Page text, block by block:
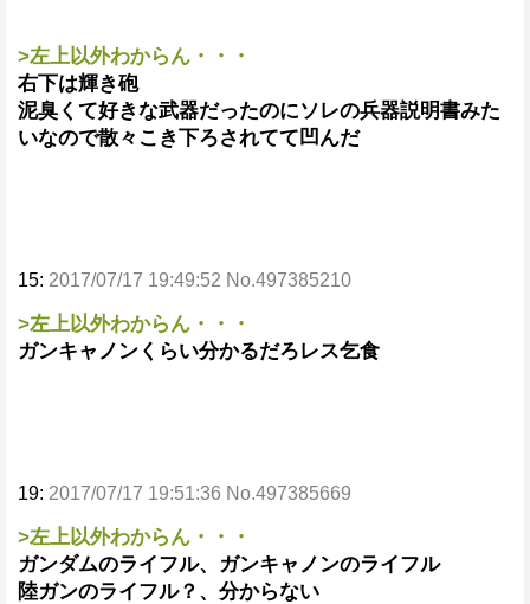
>左上以外わからん・・・
右下は輝き砲
泥臭くて好きな武器だったのにソレの兵器説明書みた
いなので散々こき下ろされてて凹んだ
15: 2017/07/17 19:49:52 No.497385210
>左上以外わからん・・・
ガンキャノンくらい分かるだろレス乞食
19: 2017/07/17 19:51:36 No.497385669
>左上以外わからん・・・
ガンダムのライフル、ガンキャノンのライフル
陸ガンのライフル？、分からない